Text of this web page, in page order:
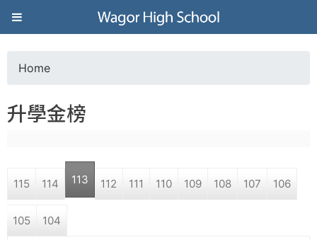
Jump to navigation
葳
格
高
學
o
a
r
Home
升學金榜
115 114 113 112 111 110 109 108 107 106
105 104